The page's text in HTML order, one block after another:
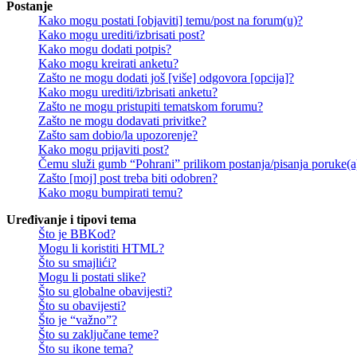
Postanje
Kako mogu postati [objaviti] temu/post na forum(u)?
Kako mogu urediti/izbrisati post?
Kako mogu dodati potpis?
Kako mogu kreirati anketu?
Zašto ne mogu dodati još [više] odgovora [opcija]?
Kako mogu urediti/izbrisati anketu?
Zašto ne mogu pristupiti tematskom forumu?
Zašto ne mogu dodavati privitke?
Zašto sam dobio/la upozorenje?
Kako mogu prijaviti post?
Čemu služi gumb “Pohrani” prilikom postanja/pisanja
Zašto [moj] post treba biti odobren?
Kako mogu bumpirati temu?
Uređivanje i tipovi tema
Što je BBKod?
Mogu li koristiti HTML?
Što su smajlići?
Mogu li postati slike?
Što su globalne obavijesti?
Što su obavijesti?
Što je “važno”?
Što su zaključane teme?
Što su ikone tema?